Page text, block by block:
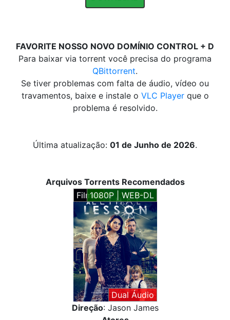
FAVORITE NOSSO NOVO DOMÍNIO CONTROL + D
Para baixar via torrent você precisa do programa
QBittorrent.
Se tiver problemas com falta de áudio, vídeo ou
travamentos, baixe e instale o VLC Playerque o
problema é resolvido.
Última atualização: 01 de Junho de 2026.
Arquivos Torrents Recomendados
Filmes1080P | WEB-DL
Dual Áudio
Direção: Jason James